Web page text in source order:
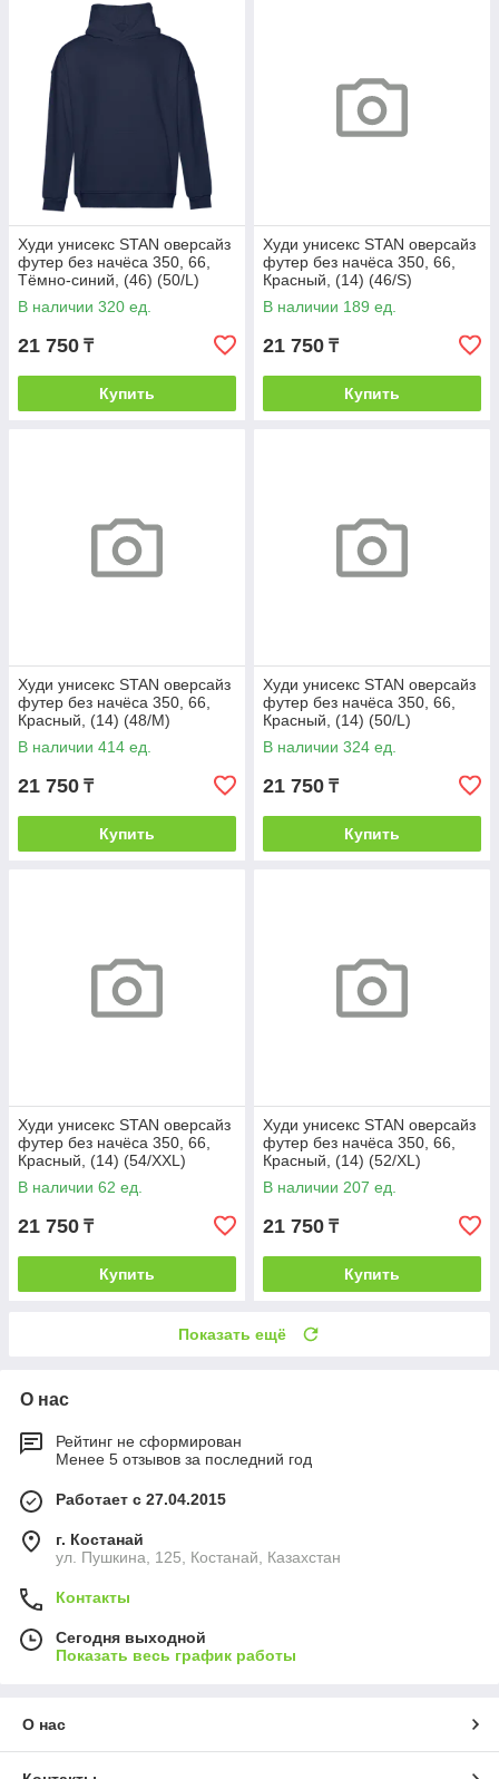
Худи унисекс STAN оверсайз
футер без начёса 350, 66,
Тёмно-синий, (46) (50/L)
В наличии 320 ед.
21 750 ₸
Купить
Худи унисекс STAN оверсайз
футер без начёса 350, 66,
Красный, (14) (46/S)
В наличии 189 ед.
21 750 ₸
Купить
Худи унисекс STAN оверсайз
футер без начёса 350, 66,
Красный, (14) (48/M)
В наличии 414 ед.
21 750 ₸
Купить
Худи унисекс STAN оверсайз
футер без начёса 350, 66,
Красный, (14) (50/L)
В наличии 324 ед.
21 750 ₸
Купить
Худи унисекс STAN оверсайз
футер без начёса 350, 66,
Красный, (14) (54/XXL)
В наличии 62 ед.
21 750 ₸
Купить
Худи унисекс STAN оверсайз
футер без начёса 350, 66,
Красный, (14) (52/XL)
В наличии 207 ед.
21 750 ₸
Купить
Показать ещё
О нас
Рейтинг не сформирован
Менее 5 отзывов за последний год
Работает с 27.04.2015
г. Костанай
ул. Пушкина, 125, Костанай, Казахстан
Контакты
Сегодня выходной
Показать весь график работы
О нас